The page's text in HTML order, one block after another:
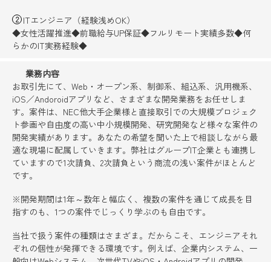
ITエンジニア（経験浅めOK）
◆女性活躍推進◆前職給与UP保証◆フルリモート実績多数◆何
らかのIT実務経験◆
業務内容
お取引先にて、Web・オープン系、制御系、組込系、汎用機系、
iOS／Andoroidアプリなど、さまざまな開発業務をお任せしま
す。案件は、NEC他大手企業様と直接取引での大規模プロジェク
ト参画や自由度の高い中小規模開発、研究開発など様々な案件の
開発実績があります。あなたの希望を聞いた上で相談しながら最
適な現場に配属していきます。弊社はグループIT企業とも連携し
ていますので1次請負、2次請負という商流の浅い案件がほとんど
です。
※開発期間は1年～数年と幅広く、複数の案件を通じて成長を目
指すのも、1つの案件でじっくり学ぶのも自由です。
当社で扱う案件の種類はさまざま。だからこそ、エンジニアそれ
ぞれの個性が発揮できる環境です。例えば、企業内システム、一